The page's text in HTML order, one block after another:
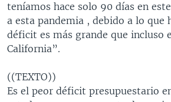
teníamos hace solo 90 días en
a esta pandemia , debido a lo que
déficit es más grande que incluso
California”.
((TEXTO))
Es el peor déficit presupuestario